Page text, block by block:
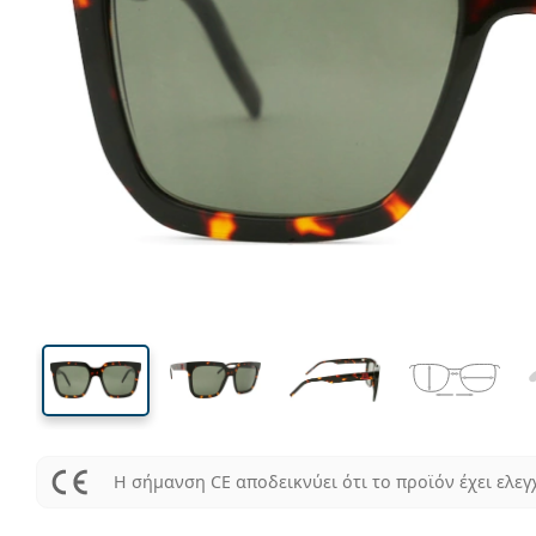
Μήκος σκελετού
48 mm
Ύψος φακού Μήκος φακού
Μήκος
Η σήμανση CE αποδεικνύει ότι το προϊόν έχει